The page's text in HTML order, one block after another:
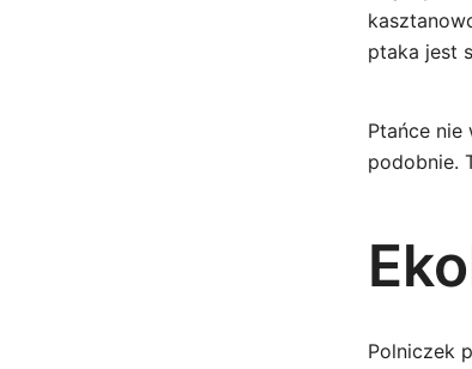
ptaka jest
Ptańce nie
podobnie.
Polniczek